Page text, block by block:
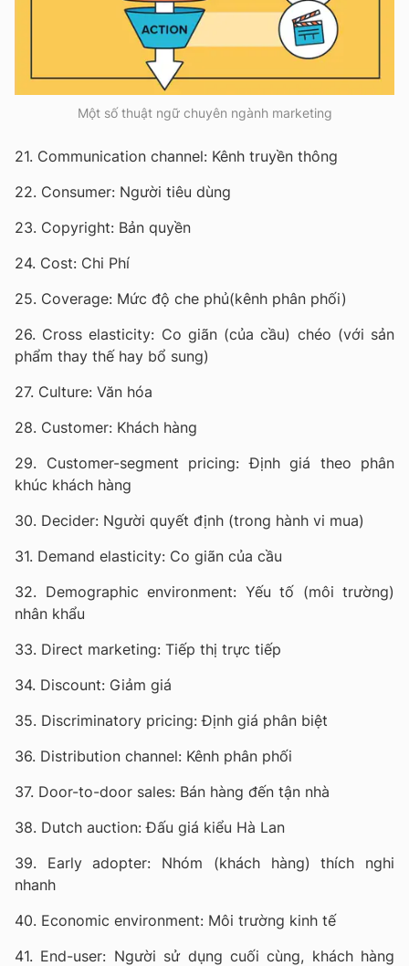
Một số thuật ngữ chuyên ngành marketing
21. Communication channel: Kênh truyền thông
22. Consumer: Người tiêu dùng
23. Copyright: Bản quyền
24. Cost: Chi Phí
25. Coverage: Mức độ che phủ(kênh phân phối)
26. Cross elasticity: Co giãn (của cầu) chéo (với sản
phẩm thay thế hay bổ sung)
27. Culture: Văn hóa
28. Customer: Khách hàng
29. Customer-segment pricing: Định giá theo phân
khúc khách hàng
30. Decider: Người quyết định (trong hành vi mua)
31. Demand elasticity: Co giãn của cầu
32. Demographic environment: Yếu tố (môi trường)
nhân khẩu
33. Direct marketing: Tiếp thị trực tiếp
34. Discount: Giảm giá
35. Discriminatory pricing: Định giá phân biệt
36. Distribution channel: Kênh phân phối
37. Door-to-door sales: Bán hàng đến tận nhà
38. Dutch auction: Đấu giá kiểu Hà Lan
39. Early adopter: Nhóm (khách hàng) thích nghi
nhanh
40. Economic environment: Môi trường kinh tế
41. End-user: Người sử dụng cuối cùng, khách hàng